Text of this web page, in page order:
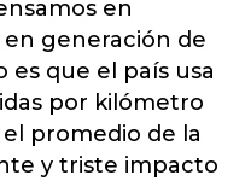
en
generación de
es que el país usa
por kilómetro
promedio de la
y triste impacto